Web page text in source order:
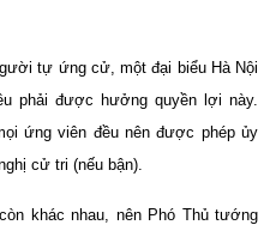
tự ứng cử, một đại biểu Hà Nội
phải được hưởng quyền lợi này.
ứng viên đều nên được phép ủy
cử tri (nếu bận).
khác nhau, nên Phó Thủ tướng